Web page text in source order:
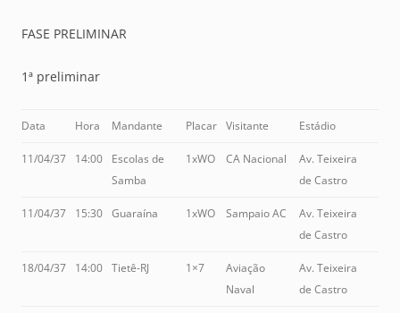
FASE PRELIMINAR
1ª preliminar
Data Hora Mandante Placar Visitante Estádio
11/04/37 14:00
Escolas de
Samba
1xWO CA Nacional
Av. Teixeira
de Castro
11/04/37 15:30 Guaraína 1xWO Sampaio AC
Av. Teixeira
de Castro
18/04/37 14:00 Tietê-RJ 1×7
Aviação
Naval
Av. Teixeira
de Castro